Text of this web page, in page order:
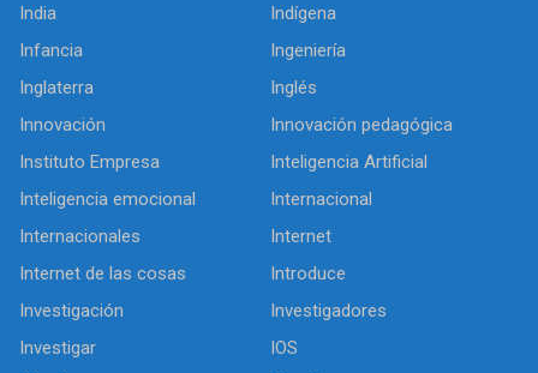
India
Indígena
Infancia
Ingeniería
Inglaterra
Inglés
Innovación
Innovación pedagógica
Instituto Empresa
Inteligencia Artificial
Inteligencia emocional
Internacional
Internacionales
Internet
Internet de las cosas
Introduce
Investigación
Investigadores
Investigar
IOS